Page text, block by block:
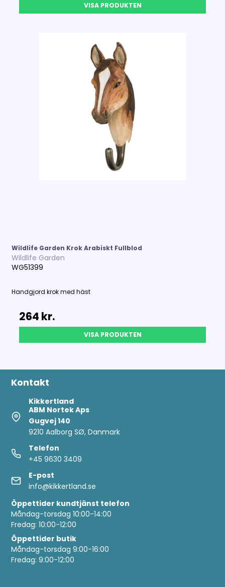
VISA PRODUKTEN
Wildlife Garden Krok Arabiskt Fullblod
Wildlife Garden
WG51399
Handgjord krok med häst
264 kr.
VISA PRODUKTEN
Kontakt
Kikkertland
ABM Nortek Aps
Gugvej 140
9210 Aalborg SØ, Danmark
Telefon
+45 9630 3409
E-post
info@kikkertland.se
Öppettider kundtjänst telefon
Måndag-torsdag 10:00-14:00
Fredag: 10:00-12:00
Öppettider butik
Måndag-torsdag 9:00-16:00
Fredag: 9:00-12:00